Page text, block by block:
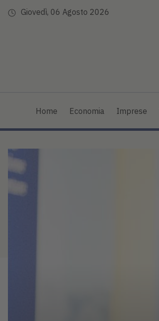
Giovedì, 06 Agosto 2026
Home Economia Imprese